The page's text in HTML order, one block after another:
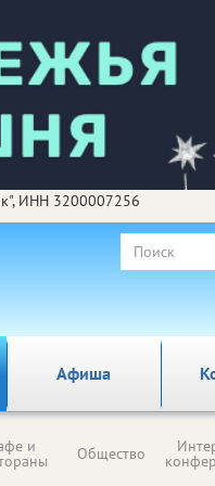
ИНН 3200007256
Афиша
и Общество